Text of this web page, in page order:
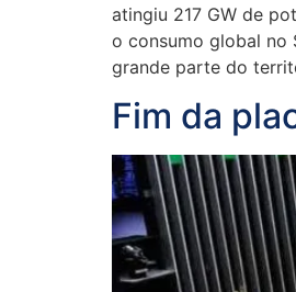
atingiu 217 GW de
o consumo global no
grande parte do
Fim da